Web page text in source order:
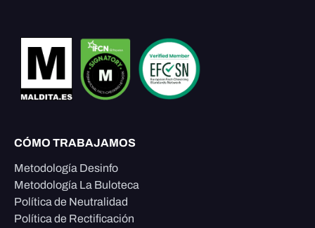
CÓMO TRABAJAMOS
Metodología Desinfo
Metodología La Buloteca
Política de Neutralidad
Política de Rectificación